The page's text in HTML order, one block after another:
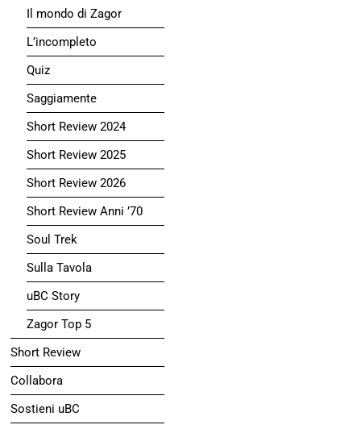
Il mondo di Zagor
L’incompleto
Quiz
Saggiamente
Short Review 2024
Short Review 2025
Short Review 2026
Short Review Anni ’70
Soul Trek
Sulla Tavola
uBC Story
Zagor Top 5
Short Review
Collabora
Sostieni uBC